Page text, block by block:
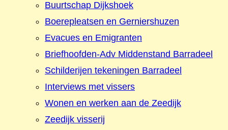
Buurtschap Dijkshoek
Boerepleatsen en Gerniershuzen
Evacues en Emigranten
Briefhoofden-Adv Middenstand Barradeel
Schilderijen tekeningen Barradeel
Interviews met vissers
Wonen en werken aan de Zeedijk
Zeedijk visserij